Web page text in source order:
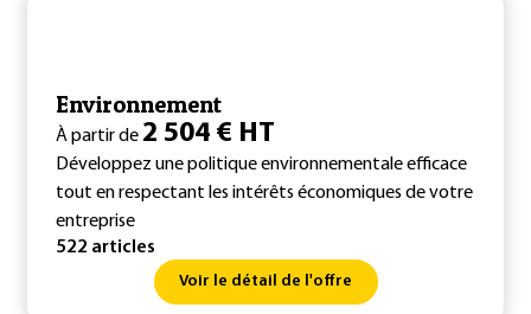
Environnement
À partir de 2 504 € HT
Développez une politique environnementale efficace
tout en respectant les intérêts économiques de votre
entreprise
522 articles
Voir le détail de l'offre